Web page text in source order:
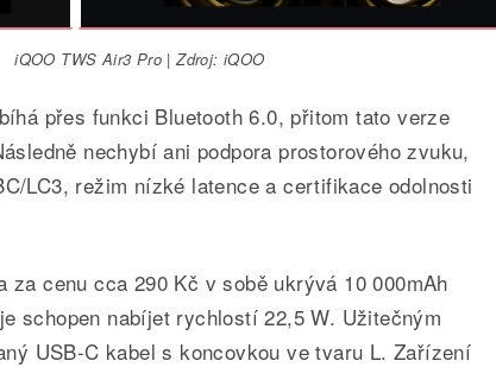
iQOO TWS Air3 Pro | Zdroj: iQOO
přes funkci Bluetooth 6.0, přitom tato verze
nechybí ani podpora prostorového zvuku,
LC3, režim nízké latence a certifikace odolnosti
za cenu cca 290 Kč v sobě ukrývá 10 000mAh
schopen nabíjet rychlostí 22,5 W. Užitečným
USB-C kabel s koncovkou ve tvaru L. Zařízení